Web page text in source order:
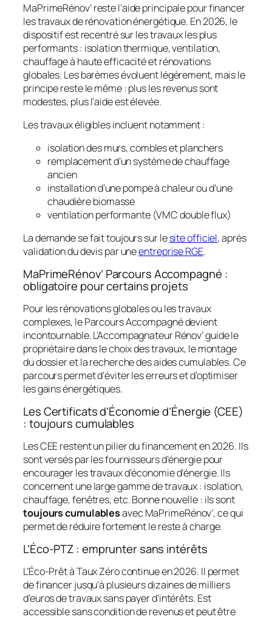
MaPrimeRénov’ reste l’aide principale pour financer
les travaux de rénovation énergétique. En 2026, le
dispositif est recentré sur les travaux les plus
performants : isolation thermique, ventilation,
chauffage à haute efficacité et rénovations
globales. Les barèmes évoluent légèrement, mais le
principe reste le même : plus les revenus sont
modestes, plus l’aide est élevée.
Les travaux éligibles incluent notamment :
isolation des murs, combles et planchers
remplacement d’un système de chauffage
ancien
installation d’une pompe à chaleur ou d’une
chaudière biomasse
ventilation performante (VMC double flux)
La demande se fait toujours sur lesite officiel, après
validation du devis par uneentreprise RGE.
MaPrimeRénov’ Parcours Accompagné :
obligatoire pour certains projets
Pour les rénovations globales ou les travaux
complexes, le Parcours Accompagné devient
incontournable. L’Accompagnateur Rénov’ guide le
propriétaire dans le choix des travaux, le montage
du dossier et la recherche des aides cumulables. Ce
parcours permet d’éviter les erreurs et d’optimiser
les gains énergétiques.
Les Certificats d’Économie d’Énergie (CEE)
: toujours cumulables
Les CEE restent un pilier du financement en 2026. Ils
sont versés par les fournisseurs d’énergie pour
encourager les travaux d’économie d’énergie. Ils
concernent une large gamme de travaux : isolation,
chauffage, fenêtres, etc. Bonne nouvelle : ils sont
toujours cumulablesavec MaPrimeRénov’, ce qui
permet de réduire fortement le reste à charge.
L’Éco‑PTZ : emprunter sans intérêts
L’Éco‑Prêt à Taux Zéro continue en 2026. Il permet
de financer jusqu’à plusieurs dizaines de milliers
d’euros de travaux sans payer d’intérêts. Est
accessible sans condition de revenus et peut être